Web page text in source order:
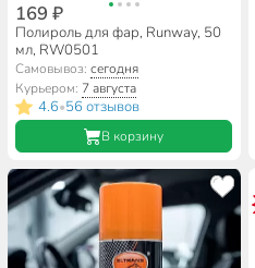
169 ₽
Полироль для фар, Runway, 50
мл, RW0501
Самовывоз:сегодня
Курьером: 7 августа
4.6•56 отзывов
В корзину